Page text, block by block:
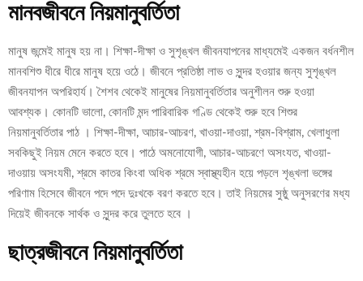
মানবজীবনে নিয়মানুবর্তিতা
মানুষ জন্মেই মানুষ হয় না। শিক্ষা-দীক্ষা ও সুশৃঙ্খল জীবনযাপনের মাধ্যমেই একজন বর্ধনশীল
মানবশিশু ধীরে ধীরে মানুষ হয়ে ওঠে। জীবনে প্রতিষ্ঠা লাভ ও সুন্দর হওয়ার জন্য সুশৃঙ্খল
জীবনযাপন অপরিহার্য। শৈশব থেকেই মানুষের নিয়মানুবর্তিতার অনুশীলন শুরু হওয়া
আবশ্যক। কোনটি ভালো, কোনটি মন্দ পারিবারিক গণ্ডি থেকেই শুরু হবে শিশুর
নিয়মানুবর্তিতার পাঠ । শিক্ষা-দীক্ষা, আচার-আচরণ, খাওয়া-দাওয়া, শ্রম-বিশ্রাম, খেলাধুলা
সবকিছুই নিয়ম মেনে করতে হবে। পাঠে অমনোযোগী, আচার-আচরণে অসংযত, খাওয়া-
দাওয়ায় অসংযমী, শ্রমে কাতর কিংবা অধিক শ্রমে স্বাস্থ্যহীন হয়ে পড়লে শৃঙ্খলা ভঙ্গের
পরিণাম হিসেবে জীবনে পদে পদে দুঃখকে বরণ করতে হবে। তাই নিয়মের সুষ্ঠু অনুসরণের মধ্য
দিয়েই জীবনকে সার্থক ও সুন্দর করে তুলতে হবে ।
ছাত্রজীবনে নিয়মানুবর্তিতা